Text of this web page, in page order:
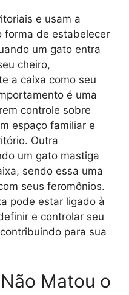
e usam a
forma de estabelecer
um gato entra
cheiro,
a caixa como seu
é uma
controle sobre
espaço familiar e
Outra
um gato mastiga
sendo essa uma
seus feromônios.
pode estar ligado à
e controlar seu
para sua
Matou o